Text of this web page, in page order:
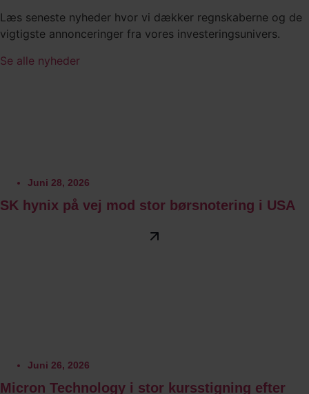
Læs seneste nyheder hvor vi dækker regnskaberne og de
vigtigste annonceringer fra vores investeringsunivers.
Se alle nyheder
Juni 28, 2026
SK hynix på vej mod stor børsnotering i USA
Juni 26, 2026
Micron Technology i stor kursstigning efter